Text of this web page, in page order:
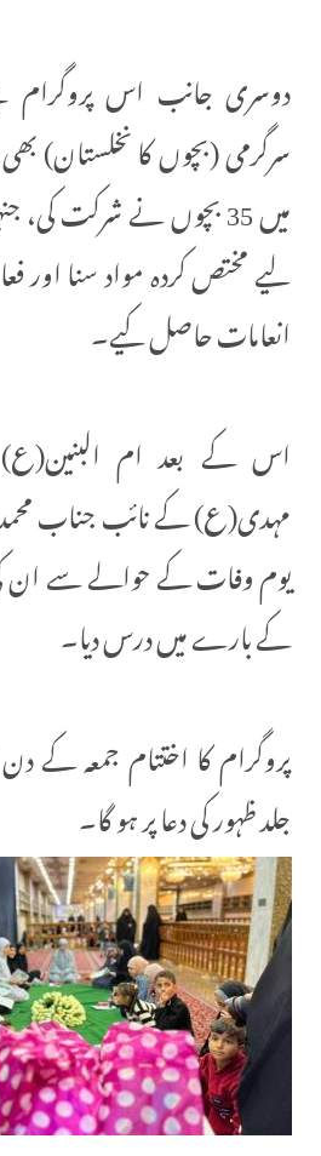
دوسری جانب اس پروگرام
سرگرمی (بچوں کا نخلستان)
میں 35 بچوں نے شرکت
لیے مختص کردہ مواد سنا
انعامات حاصل کیے۔
اس کے بعد ام البنین(ع)
مہدی(ع) کے نائب جناب
یوم وفات کے حوالے سے ان
کے بارے میں درس دیا۔
پروگرام کا اختتام جمعہ
جلد ظہور کی دعا پر ہو گا۔